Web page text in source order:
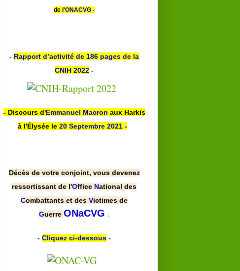
de l'ONACVG -
- Rapport d’activité de 186 pages de la
CNIH 2022 -
- Discours d'Emmanuel Macron aux Harkis
à l'Élysée le 20 Septembre 2021 -
Décès de votre conjoint, vous devenez
ressortissant de l'Office National des
Combattants et des Victimes de
Guerre ONaCVG .
- Cliquez ci-dessous -